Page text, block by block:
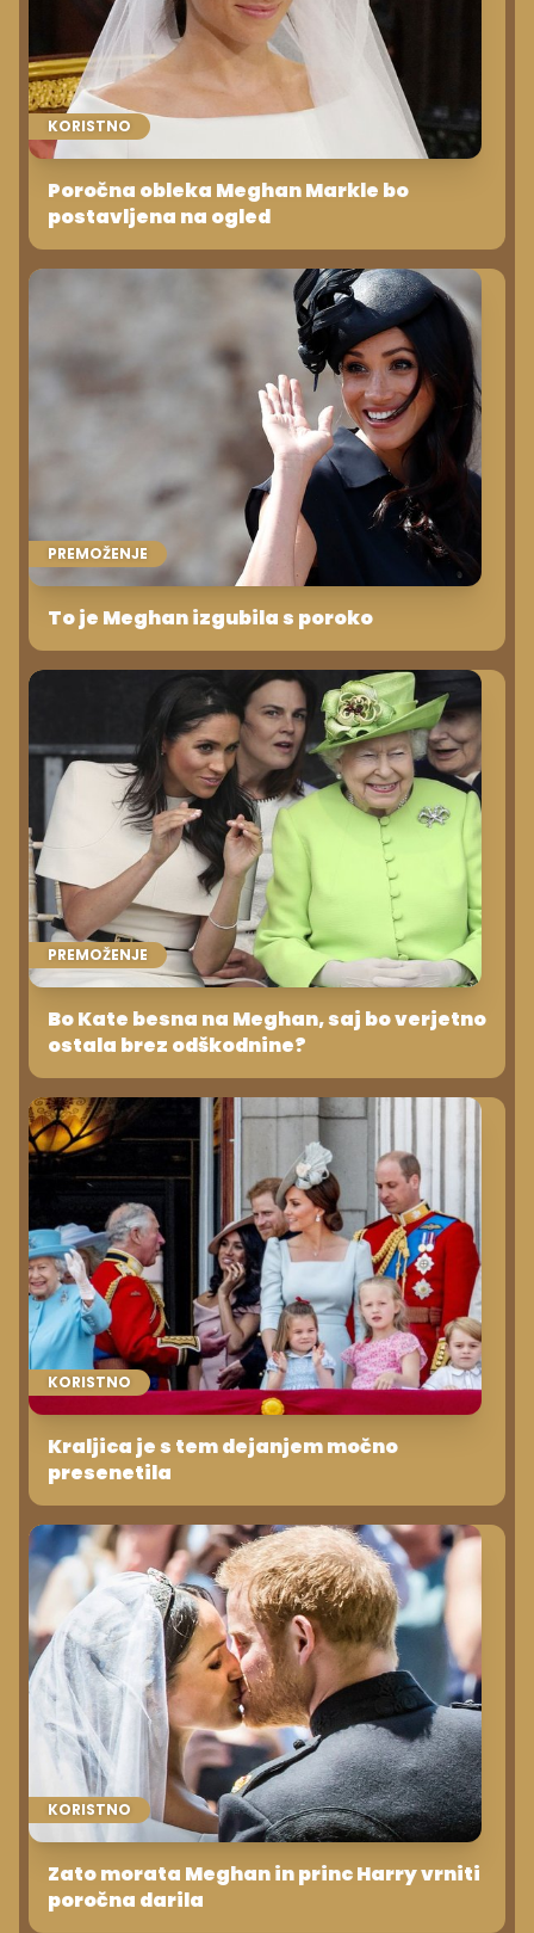
KORISTNO
Poročna obleka Meghan Markle bo
postavljena na ogled
PREMOŽENJE
To je Meghan izgubila s poroko
PREMOŽENJE
Bo Kate besna na Meghan, saj bo verjetno
ostala brez odškodnine?
KORISTNO
Kraljica je s tem dejanjem močno
presenetila
KORISTNO
Zato morata Meghan in princ Harry vrniti
poročna darila